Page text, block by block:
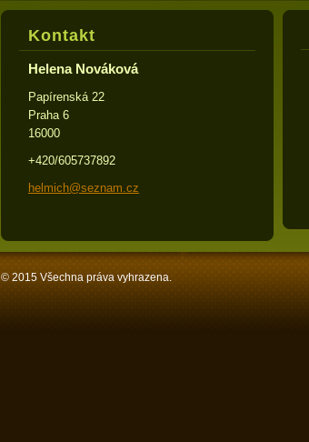
Kontakt
Helena Nováková
Papírenská 22
Praha 6
16000
+420/605737892
helmich@seznam.cz
© 2015 Všechna práva vyhrazena.